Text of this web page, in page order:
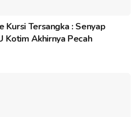
Kursi Tersangka : Senyap
Kotim Akhirnya Pecah